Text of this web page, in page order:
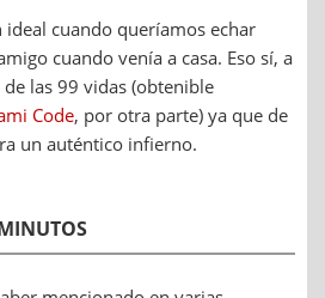
ideal cuando queríamos echar
cuando venía a casa. Eso sí, a
las 99 vidas (obtenible
Code, por otra parte) ya que de
un auténtico infierno.